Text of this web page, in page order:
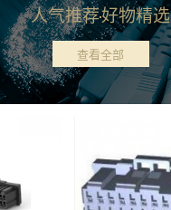
人气推荐好物精选
查看全部